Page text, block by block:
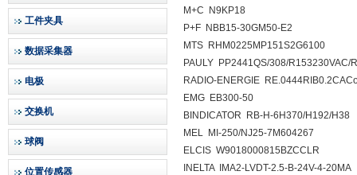
工件夹具
数据采集器
电极
交换机
球阀
位置传感器
M+C N9KP18
P+F NBB15-30GM50-E2
MTS RHM0225MP151S2G6100
PAULY PP2441QS/308/R153230VAC/
RADIO-ENERGIE
EMG EB300-50
BINDICATOR RB-H-6H370/H192/H38
MEL MI-250/NJ25-7M604267
ELCIS W9018000815BZCCLR
INELTA IMA2-LVDT-2.5-B-24V-4-20MA